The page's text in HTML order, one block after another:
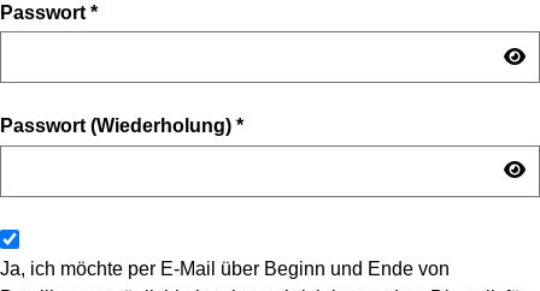
Passwort *
Passwort (Wiederholung) *
Ja, ich möchte per E-Mail über Beginn und Ende von